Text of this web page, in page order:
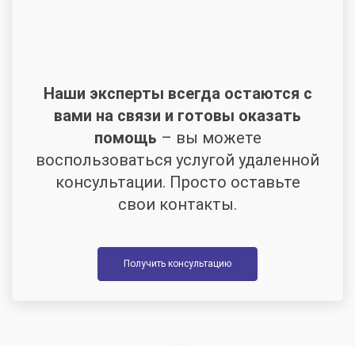
Наши эксперты всегда остаются с
вами на связи и готовы оказать
помощь – вы можете
воспользоваться услугой удаленной
консультации. Просто оставьте
свои контакты.
Получить консультацию